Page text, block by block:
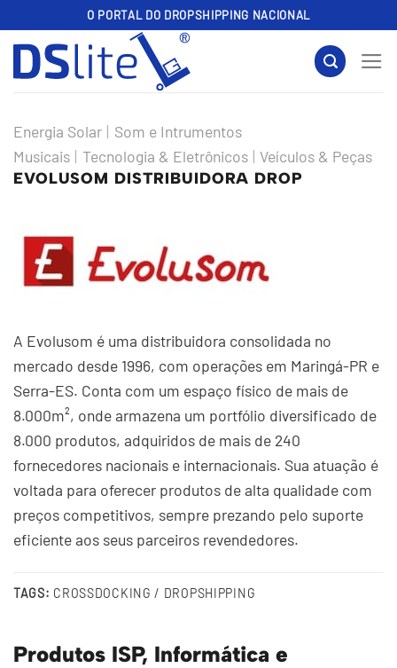
to
content
O PORTAL DO DROPSHIPPING NACIONAL
Energia Solar | Som e Intrumentos
Musicais | Tecnologia & Eletrônicos | Veículos & Peças
EVOLUSOM DISTRIBUIDORA DROP
A Evolusom é uma distribuidora consolidada no
mercado desde 1996, com operações em Maringá-PR e
Serra-ES. Conta com um espaço físico de mais de
8.000m², onde armazena um portfólio diversificado de
8.000 produtos, adquiridos de mais de 240
fornecedores nacionais e internacionais. Sua atuação é
voltada para oferecer produtos de alta qualidade com
preços competitivos, sempre prezando pelo suporte
eficiente aos seus parceiros revendedores.
TAGS: CROSSDOCKING / DROPSHIPPING
Produtos ISP, Informática e